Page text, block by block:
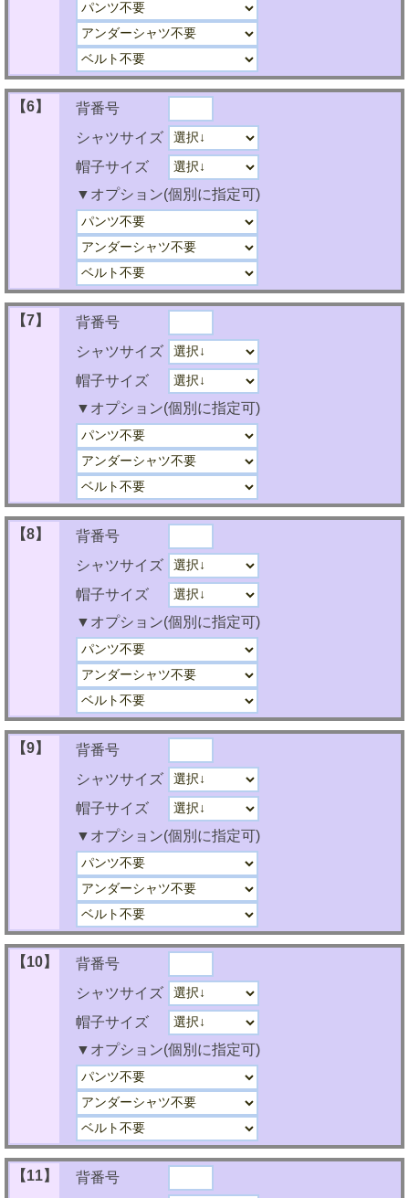
【6】
背番号
シャツサイズ
帽子サイズ
▼オプション(個別に指定可)
【7】
背番号
シャツサイズ
帽子サイズ
▼オプション(個別に指定可)
【8】
背番号
シャツサイズ
帽子サイズ
▼オプション(個別に指定可)
【9】
背番号
シャツサイズ
帽子サイズ
▼オプション(個別に指定可)
【10】
背番号
シャツサイズ
帽子サイズ
▼オプション(個別に指定可)
【11】
背番号